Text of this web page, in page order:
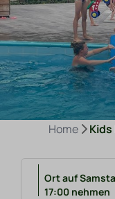
Home
Ort auf
17:00 nehmen